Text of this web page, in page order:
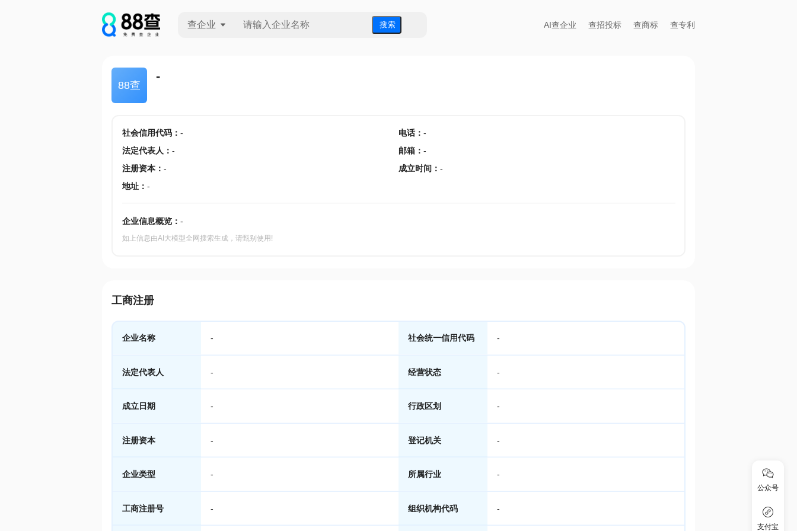
查企业 搜 索 AI查企业 查招投标 查商标 查专利
88查
-
社会信用代码： - 电话： -
法定代表人 ： - 邮箱 ： -
注册资本： - 成立时间 ： -
地址： -
企业信息概览： -
如上信息由AI大模型全网搜索生成，请甄别使用!
工商注册
企业名称 - 社会统一信用代码 -
法定代表人 - 经营状态 -
成立日期 - 行政区划 -
注册资本 - 登记机关 -
企业类型 - 所属行业 -
工商注册号 - 组织机构代码 -
公众号
支付宝